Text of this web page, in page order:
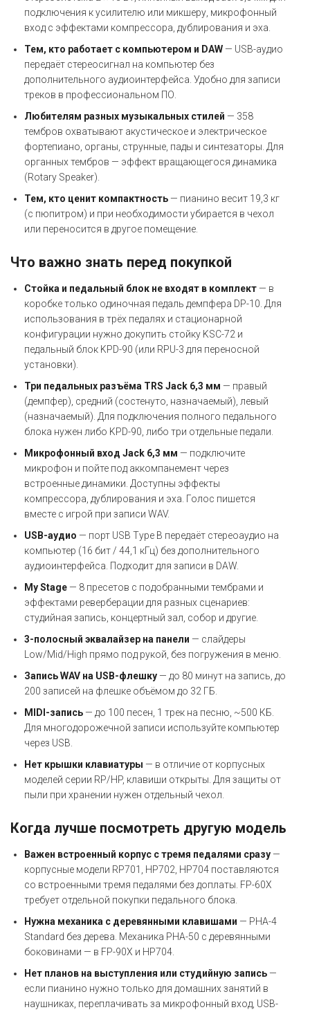
подключения к усилителю или микшеру, микрофонный
вход с эффектами компрессора, дублирования и эха.
Тем, кто работает с компьютером и DAW — USB-аудио
передаёт стереосигнал на компьютер без
дополнительного аудиоинтерфейса. Удобно для записи
треков в профессиональном ПО.
Любителям разных музыкальных стилей — 358
тембров охватывают акустическое и электрическое
фортепиано, органы, струнные, пады и синтезаторы. Для
органных тембров — эффект вращающегося динамика
(Rotary Speaker).
Тем, кто ценит компактность — пианино весит 19,3 кг
(с пюпитром) и при необходимости убирается в чехол
или переносится в другое помещение.
Что важно знать перед покупкой
Стойка и педальный блок не входят в комплект — в
коробке только одиночная педаль демпфера DP-10. Для
использования в трёх педалях и стационарной
конфигурации нужно докупить стойку KSC-72 и
педальный блок KPD-90 (или RPU-3 для переносной
установки).
Три педальных разъёма TRS Jack 6,3 мм — правый
(демпфер), средний (состенуто, назначаемый), левый
(назначаемый). Для подключения полного педального
блока нужен либо KPD-90, либо три отдельные педали.
Микрофонный вход Jack 6,3 мм — подключите
микрофон и пойте под аккомпанемент через
встроенные динамики. Доступны эффекты
компрессора, дублирования и эха. Голос пишется
вместе с игрой при записи WAV.
USB-аудио — порт USB Type B передаёт стереоаудио на
компьютер (16 бит / 44,1 кГц) без дополнительного
аудиоинтерфейса. Подходит для записи в DAW.
My Stage — 8 пресетов с подобранными тембрами и
эффектами реверберации для разных сценариев:
студийная запись, концертный зал, собор и другие.
3-полосный эквалайзер на панели — слайдеры
Low/Mid/High прямо под рукой, без погружения в меню.
Запись WAV на USB-флешку — до 80 минут на запись, до
200 записей на флешке объёмом до 32 ГБ.
MIDI-запись — до 100 песен, 1 трек на песню, ~500 КБ.
Для многодорожечной записи используйте компьютер
через USB.
Нет крышки клавиатуры — в отличие от корпусных
моделей серии RP/HP, клавиши открыты. Для защиты от
пыли при хранении нужен отдельный чехол.
Когда лучше посмотреть другую модель
Важен встроенный корпус с тремя педалями сразу —
корпусные модели RP701, HP702, HP704 поставляются
со встроенными тремя педалями без доплаты. FP-60X
требует отдельной покупки педального блока.
Нужна механика с деревянными клавишами — PHA-4
Standard без дерева. Механика PHA-50 с деревянными
боковинами — в FP-90X и HP704.
Нет планов на выступления или студийную запись —
если пианино нужно только для домашних занятий в
наушниках, переплачивать за микрофонный вход, USB-